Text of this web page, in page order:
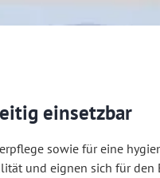
einsetzbar
sowie für eine
und eignen sich für den